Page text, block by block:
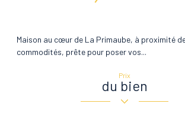
Maison au cœur de La Primaube, à proximité
commodités, prête pour poser vos...
Prix
du bien